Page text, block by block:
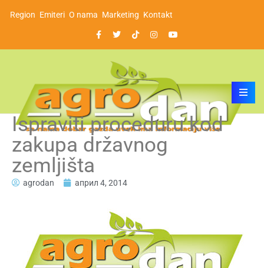
Region Emiteri O nama Marketing Kontakt
Ispraviti proceduru kod
zakupa državnog
zemljišta
agrodan април 4, 2014